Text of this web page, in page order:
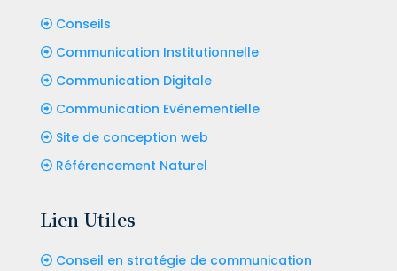
Conseils
Communication Institutionnelle
Communication Digitale
Communication Evénementielle
Site de conception web
Référencement Naturel
Lien Utiles
Conseil en stratégie de communication